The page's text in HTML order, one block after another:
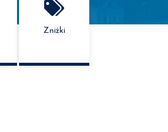
Zniżki